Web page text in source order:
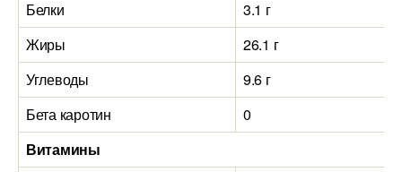
Белки
3.1 г
Жиры
26.1 г
Углеводы
9.6 г
Бета каротин
0
Витамины